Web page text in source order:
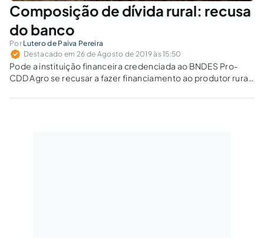
Composição de dívida rural: recusa
do banco
Por Lutero de Paiva Pereira
Destacado em 26 de Agosto de 2019 às 15:50
Pode a instituição financeira credenciada ao BNDES Pro-
CDD Agro se recusar a fazer financiamento ao produtor rural